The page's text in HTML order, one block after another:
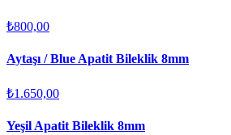
₺800,00
Aytaşı / Blue Apatit Bileklik 8mm
₺1.650,00
Yeşil Apatit Bileklik 8mm